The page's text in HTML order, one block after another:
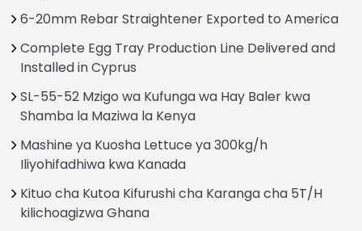
6-20mm Rebar Straightener Exported to America
Complete Egg Tray Production Line Delivered and
Installed in Cyprus
SL-55-52 Mzigo wa Kufunga wa Hay Baler kwa
Shamba la Maziwa la Kenya
Mashine ya Kuosha Lettuce ya 300kg/h
Iliyohifadhiwa kwa Kanada
Kituo cha Kutoa Kifurushi cha Karanga cha 5T/H
kilichoagizwa Ghana